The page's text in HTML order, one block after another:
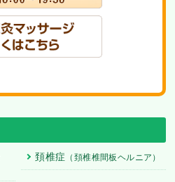
頚椎症 （頚椎椎間板ヘルニア）